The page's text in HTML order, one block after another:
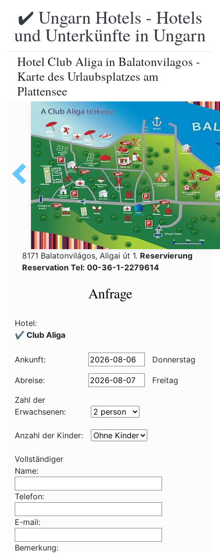
✔️ Ungarn Hotels - Hotels
und Unterkünfte in Ungarn
Hotel Club Aliga in Balatonvilagos -
Karte des Urlaubsplatzes am
Plattensee
8171 Balatonvilágos, Aligai út 1. Reservierung
Reservation Tel: 00-36-1-2279614
Anfrage
Hotel:
✔️ Club Aliga
Ankunft: Donnerstag
Abreise:
Freitag
Zahl der
Erwachsenen:
Anzahl der Kinder:
Vollständiger
Name:
Telefon:
E-mail:
Bemerkung: